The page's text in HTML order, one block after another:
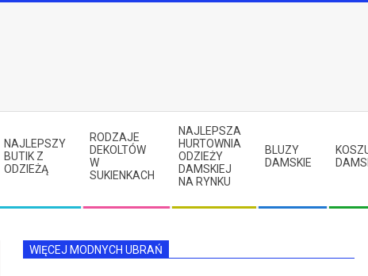
NAJLEPSZY
BUTIK Z
ODZIEŻĄ
RODZAJE
DEKOLTÓW
W
SUKIENKACH
NAJLEPSZA
HURTOWNIA
ODZIEŻY
DAMSKIEJ
NA RYNKU
BLUZY
DAMSKIE
WIĘCEJ MODNYCH UBRAŃ